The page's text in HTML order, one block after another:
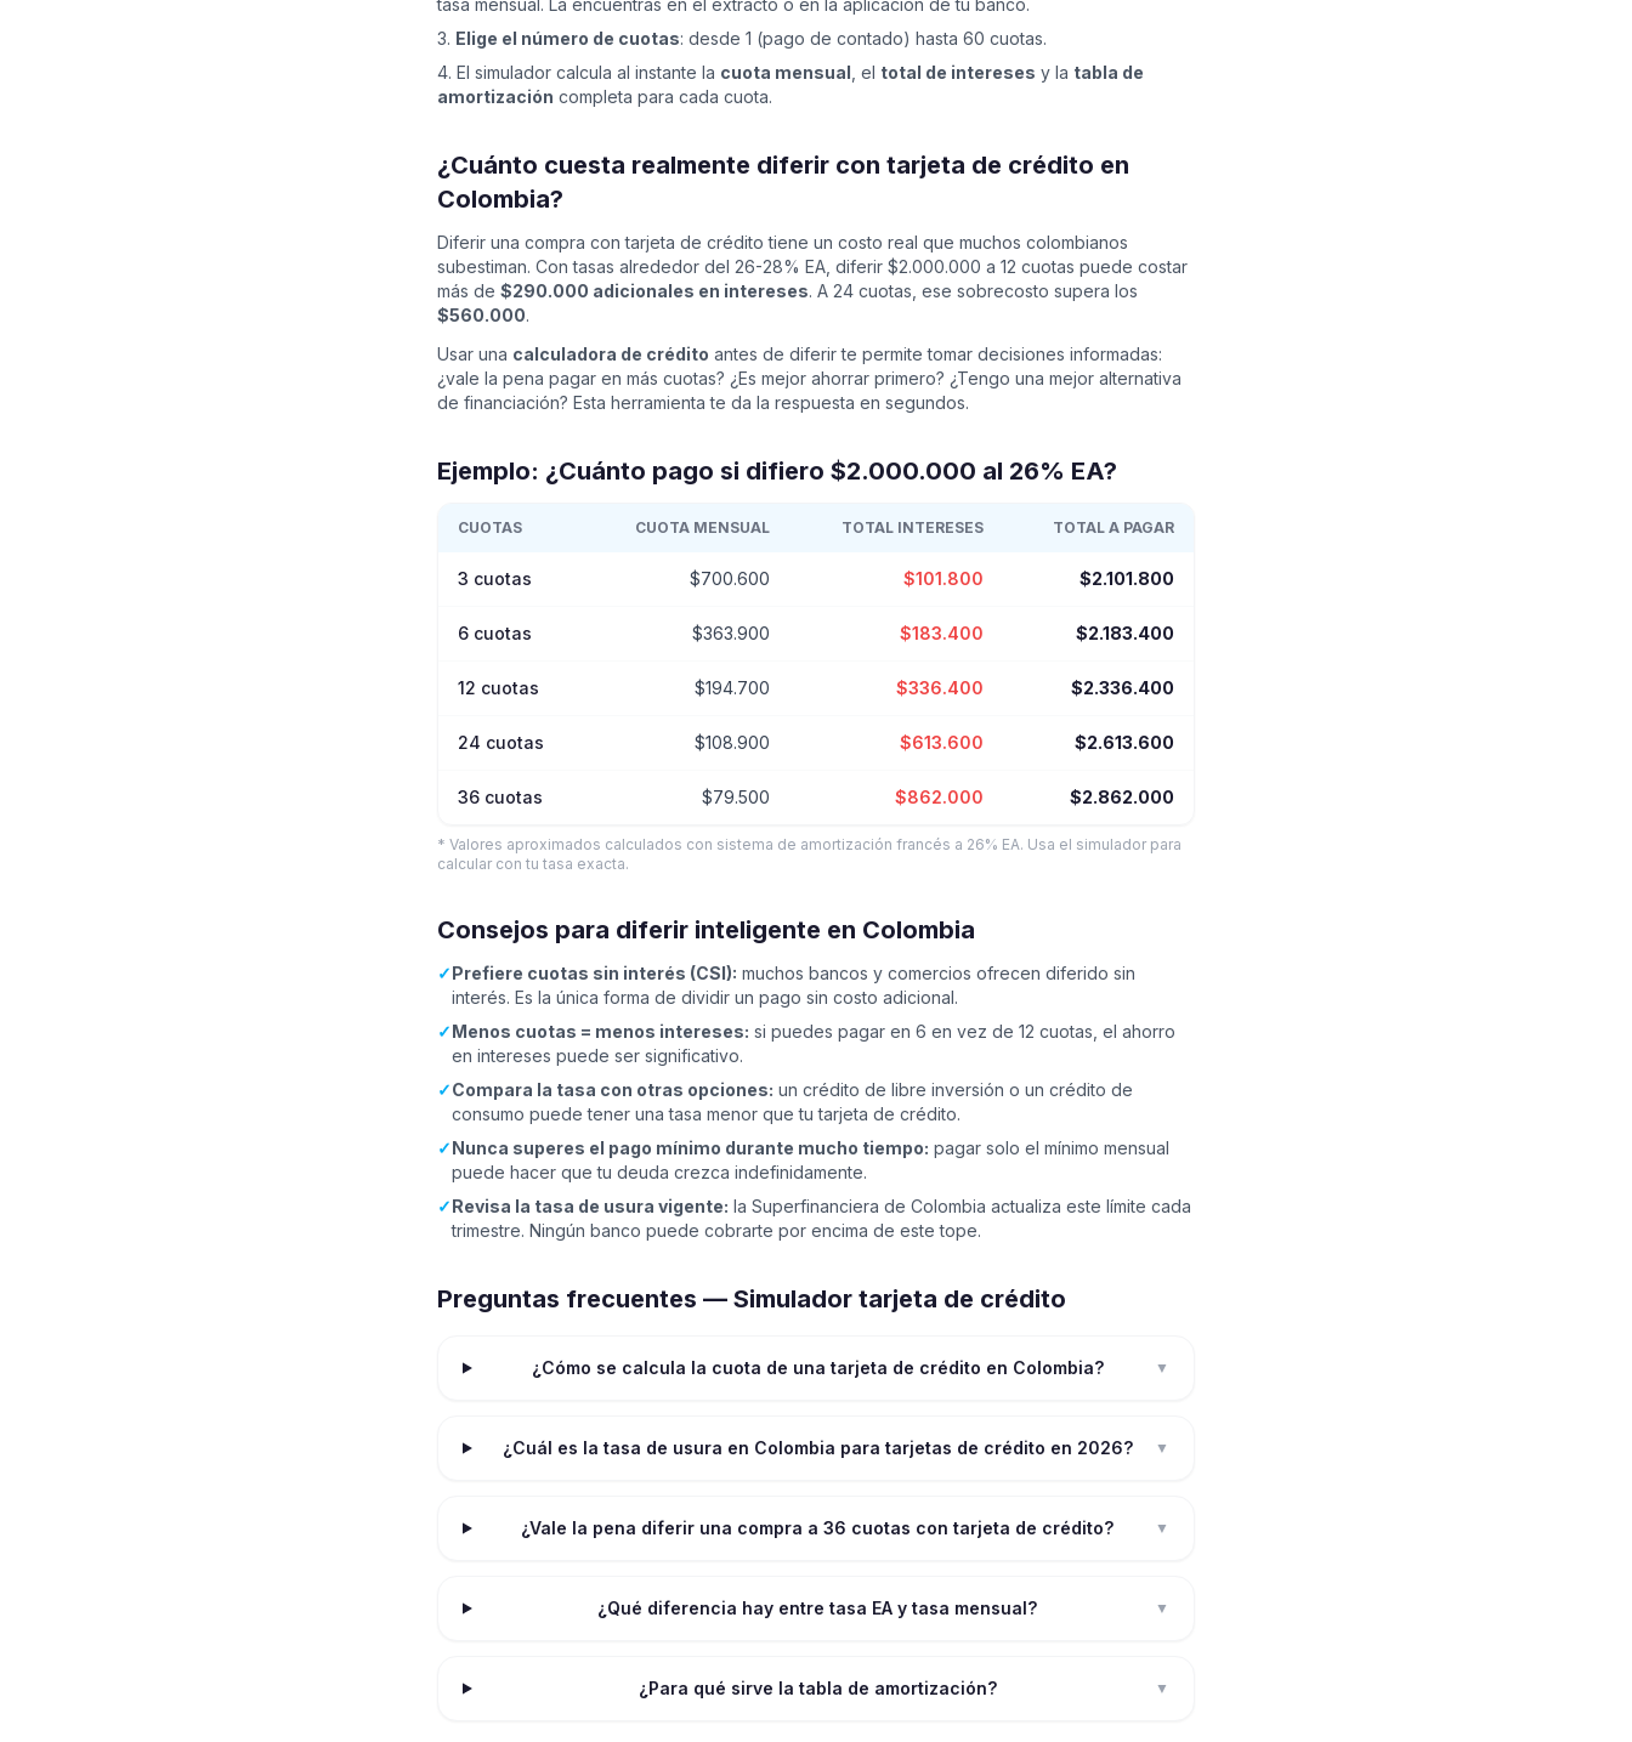
tasa mensual. La encuentras en el extracto o en la aplicación de tu banco.
Elige el número de cuotas: desde 1 (pago de contado) hasta 60 cuotas.
El simulador calcula al instante la cuota mensual , el total de intereses y la tabla de
amortización completa para cada cuota.
¿Cuánto cuesta realmente diferir con tarjeta de crédito en
Colombia?
Diferir una compra con tarjeta de crédito tiene un costo real que muchos colombianos
subestiman. Con tasas alrededor del 26-28% EA, diferir $2.000.000 a 12 cuotas puede costar
más de $290.000 adicionales en intereses. A 24 cuotas, ese sobrecosto supera los
$560.000.
Usar una calculadora de crédito antes de diferir te permite tomar decisiones informadas:
¿vale la pena pagar en más cuotas? ¿Es mejor ahorrar primero? ¿Tengo una mejor alternativa
de financiación? Esta herramienta te da la respuesta en segundos.
Ejemplo: ¿Cuánto pago si difiero $2.000.000 al 26% EA?
CUOTAS CUOTA MENSUAL TOTAL INTERESES TOTAL A PAGAR
3 cuotas $700.600 $101.800 $2.101.800
6 cuotas $363.900 $183.400 $2.183.400
12 cuotas $194.700 $336.400 $2.336.400
24 cuotas $108.900 $613.600 $2.613.600
36 cuotas $79.500 $862.000 $2.862.000
* Valores aproximados calculados con sistema de amortización francés a 26% EA. Usa el simulador para
calcular con tu tasa exacta.
Consejos para diferir inteligente en Colombia
✓Prefiere cuotas sin interés (CSI): muchos bancos y comercios ofrecen diferido sin
interés. Es la única forma de dividir un pago sin costo adicional.
✓Menos cuotas = menos intereses: si puedes pagar en 6 en vez de 12 cuotas, el ahorro
en intereses puede ser significativo.
✓Compara la tasa con otras opciones: un crédito de libre inversión o un crédito de
consumo puede tener una tasa menor que tu tarjeta de crédito.
✓Nunca superes el pago mínimo durante mucho tiempo: pagar solo el mínimo mensual
puede hacer que tu deuda crezca indefinidamente.
✓Revisa la tasa de usura vigente: la Superfinanciera de Colombia actualiza este límite cada
trimestre. Ningún banco puede cobrarte por encima de este tope.
Preguntas frecuentes — Simulador tarjeta de crédito
¿Cómo se calcula la cuota de una tarjeta de crédito en Colombia? ▼
¿Cuál es la tasa de usura en Colombia para tarjetas de crédito en 2026? ▼
¿Vale la pena diferir una compra a 36 cuotas con tarjeta de crédito? ▼
¿Qué diferencia hay entre tasa EA y tasa mensual? ▼
¿Para qué sirve la tabla de amortización? ▼